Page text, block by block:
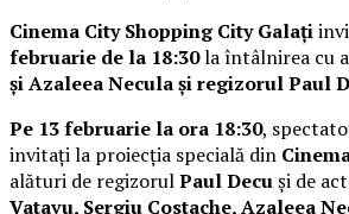
Cinema City Shopping City Galați
februarie de la 18:30la întâlnirea cu
și Azaleea Necula și regizorul Paul
Pe 13 februarie la ora 18:30,
invitați la proiecția specială din
alături de regizorulPaul Decuși de
Vatavu, Sergiu Costache, Azaleea